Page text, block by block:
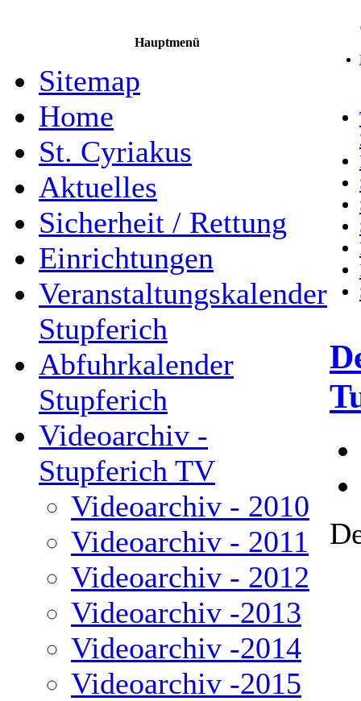
Hauptmenü
Sitemap
Home
St. Cyriakus
Aktuelles
Sicherheit / Rettung
Einrichtungen
Veranstaltungskalender
Stupferich
Abfuhrkalender
Stupferich
Videoarchiv -
Stupferich TV
Videoarchiv - 2010
Videoarchiv - 2011
Videoarchiv - 2012
Videoarchiv -2013
Videoarchiv -2014
Videoarchiv -2015